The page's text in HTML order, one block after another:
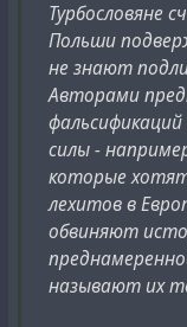
Турбословяне
Польши
не знают
Авторами
силы -
которые
лехитов в
обвиняют
называют их